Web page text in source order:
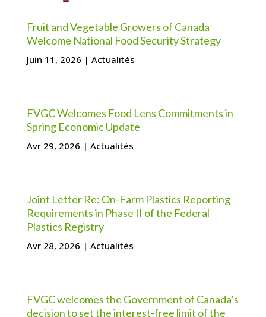
Fruit and Vegetable Growers of Canada
Welcome National Food Security Strategy
Juin 11, 2026 | Actualités
FVGC Welcomes Food Lens Commitments in
Spring Economic Update
Avr 29, 2026 | Actualités
Joint Letter Re: On-Farm Plastics Reporting
Requirements in Phase II of the Federal
Plastics Registry
Avr 28, 2026 | Actualités
FVGC welcomes the Government of Canada’s
decision to set the interest-free limit of the